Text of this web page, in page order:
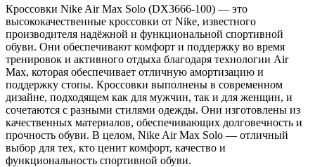
Кроссовки Nike Air Max Solo (DX3666-100) — это
высококачественные кроссовки от Nike, известного
производителя надёжной и функциональной спортивной
обуви. Они обеспечивают комфорт и поддержку во время
тренировок и активного отдыха благодаря технологии Air
Max, которая обеспечивает отличную амортизацию и
поддержку стопы. Кроссовки выполнены в современном
дизайне, подходящем как для мужчин, так и для женщин, и
сочетаются с разными стилями одежды. Они изготовлены из
качественных материалов, обеспечивающих долговечность и
прочность обуви. В целом, Nike Air Max Solo — отличный
выбор для тех, кто ценит комфорт, качество и
функциональность спортивной обуви.